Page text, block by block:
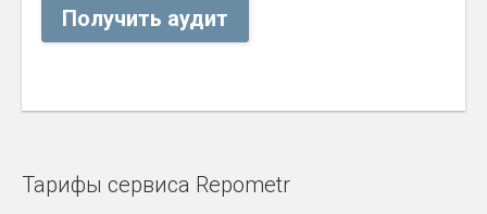
Получить аудит
Тарифы сервиса Repometr